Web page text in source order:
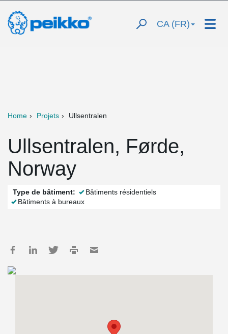
CA (FR)
Home Projets Ullsentralen
Ullsentralen, Førde,
Norway
Type de bâtiment:
Bâtiments résidentiels
Bâtiments à bureaux